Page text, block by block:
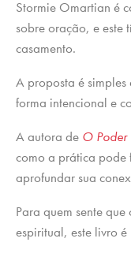
Stormie Omartian é
sobre oração, e este
casamento.
A proposta é
forma intencional e
A autora de O
como a prática pode
aprofundar sua
Para quem sente
espiritual, este livro